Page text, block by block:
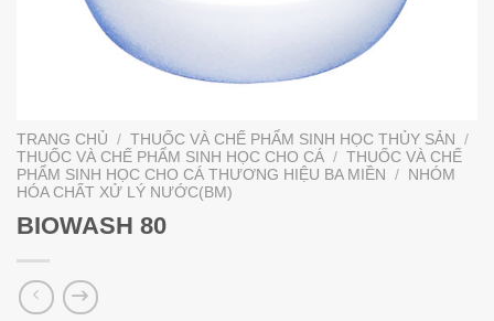
TRANG CHỦ / THUỐC VÀ CHẾ PHẨM SINH HỌC THỦY SẢN
/
THUỐC VÀ CHẾ PHẨM SINH HỌC CHO CÁ / THUỐC VÀ CHẾ
PHẨM SINH HỌC CHO CÁ THƯƠNG HIỆU BA MIỀN
/
NHÓM
HÓA CHẤT XỬ LÝ NƯỚC(BM)
BIOWASH 80